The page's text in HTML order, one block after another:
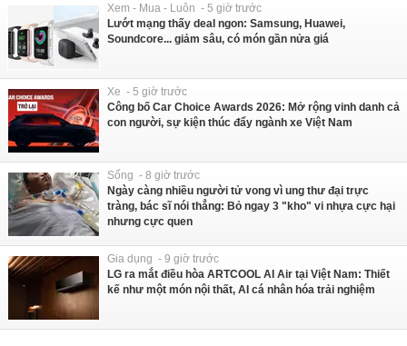
Xem - Mua - Luôn - 5 giờ trước
Lướt mạng thấy deal ngon: Samsung, Huawei,
Soundcore... giảm sâu, có món gần nửa giá
Xe - 5 giờ trước
Công bố Car Choice Awards 2026: Mở rộng vinh danh cả
con người, sự kiện thúc đẩy ngành xe Việt Nam
Sống - 8 giờ trước
Ngày càng nhiều người tử vong vì ung thư đại trực
tràng, bác sĩ nói thẳng: Bỏ ngay 3 "kho" vi nhựa cực hại
nhưng cực quen
Gia dụng - 9 giờ trước
LG ra mắt điều hòa ARTCOOL AI Air tại Việt Nam: Thiết
kế như một món nội thất, AI cá nhân hóa trải nghiệm